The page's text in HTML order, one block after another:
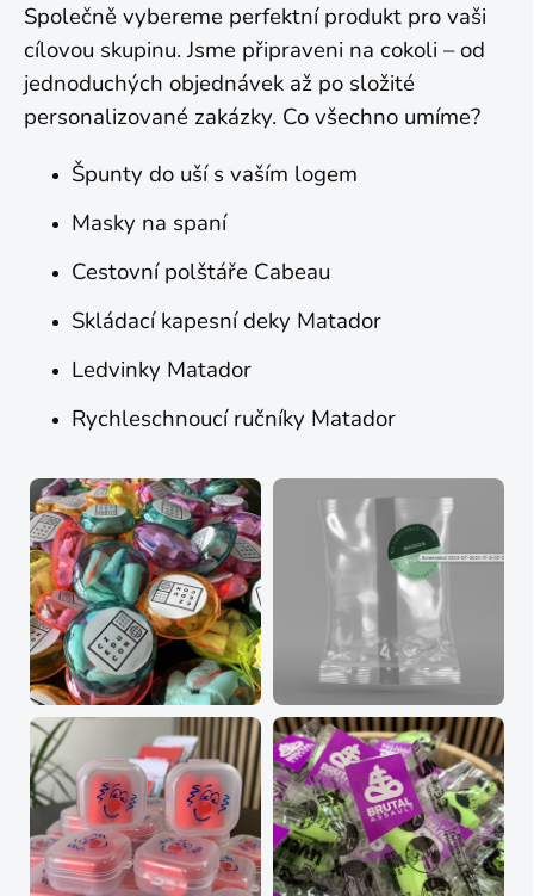
Společně vybereme perfektní produkt pro vaši
cílovou skupinu. Jsme připraveni na cokoli – od
jednoduchých objednávek až po složité
personalizované zakázky. Co všechno umíme?
Špunty do uší s vaším logem
Masky na spaní
Cestovní polštáře Cabeau
Skládací kapesní deky Matador
Ledvinky Matador
Rychleschnoucí ručníky Matador